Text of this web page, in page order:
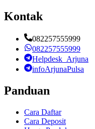
Kontak
082257555999
082257555999
Helpdesk_Arjuna
infoArjunaPulsa
Panduan
Cara Daftar
Cara Deposit